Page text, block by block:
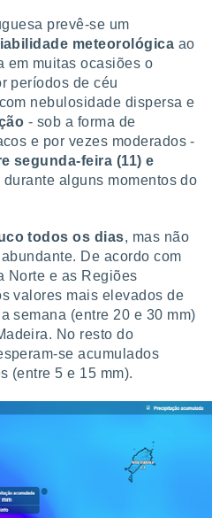
prevê-se um
meteorológica ao
em muitas ocasiões o
períodos de céu
nebulosidade dispersa e
o - sob a forma de
e por vezes moderados -
segunda-feira (11) e
durante alguns momentos do
todos os dias, mas não
De acordo com
Norte e as Regiões
valores mais elevados de
semana (entre 20 e 30 mm)
No resto do
se acumulados
(entre 5 e 15 mm).